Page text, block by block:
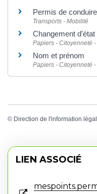
Permis de conduire
Transports - Mobilité
Changement d'état
Papiers - Citoyenneté
Nom et prénom
Papiers - Citoyenneté
© Direction de l'information
LIEN ASSOCIÉ